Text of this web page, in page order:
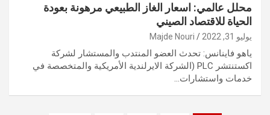
محلل عالمي: اسعار الغاز الطبيعي مرهونة بعودة
الحياة للاقتصاد الصيني
يوليو 31, 2022 Majde Nouri
ياهو فاينانس: تحدث العضو المنتدب والمستشار لشركة
اكستنتشر PLC (الشركة الايرلندية الأمريكية والمتخصصة في
خدمات واستشارات…